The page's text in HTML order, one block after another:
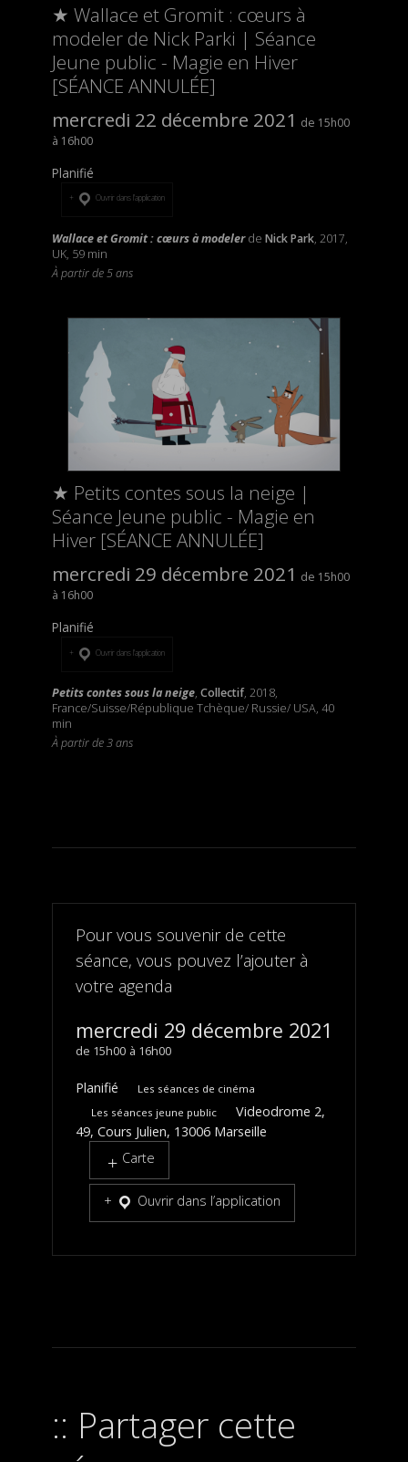
★ Wallace et Gromit : cœurs à
modeler de Nick Parki | Séance
Jeune public - Magie en Hiver
[SÉANCE ANNULÉE]
mercredi 22 décembre 2021
15h00
16h00
Planifié
Ouvrir dans l’application
Wallace et Gromit : cœurs à modeler de Nick Park, 2017,
UK, 59 min
À partir de 5 ans
★ Petits contes sous la neige |
Séance Jeune public - Magie en
Hiver [SÉANCE ANNULÉE]
mercredi 29 décembre 2021
15h00
16h00
Planifié
Ouvrir dans l’application
Petits contes sous la neige, Collectif, 2018,
France/Suisse/République Tchèque/ Russie/ USA, 40
min
À partir de 3 ans
Pour vous souvenir de cette
séance, vous pouvez l’ajouter à
votre agenda
mercredi 29 décembre 2021
15h00 16h00
Planifié
Les séances de cinéma
Les séances jeune public
Videodrome 2,
49, Cours Julien, 13006 Marseille
Carte
Ouvrir dans l’application
Partager cette